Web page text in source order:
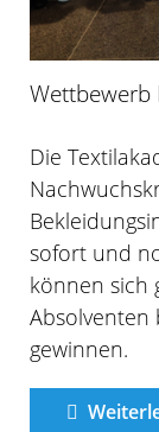
Wettbewerb
Die
sofort und
können sich
Absolventen
gewinnen.